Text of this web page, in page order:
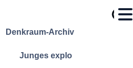
Denkraum-Archiv
Junges explo